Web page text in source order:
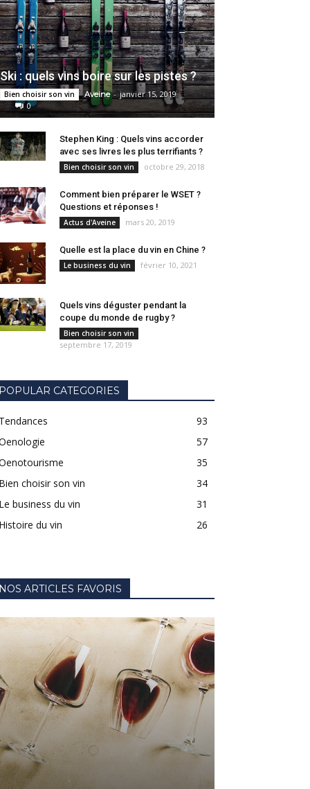
Ski : quels vins boire sur les pistes ?
Bien choisir son vin Aveine - janvier 15, 2019
0
Stephen King : Quels vins accorder
avec ses livres les plus terrifiants ?
Bien choisir son vin octobre 29, 2018
Comment bien préparer le WSET ?
Questions et réponses !
Actus d'Aveine mars 20, 2019
Quelle est la place du vin en Chine ?
Le business du vin février 10, 2021
Quels vins déguster pendant la
coupe du monde de rugby ?
Bien choisir son vin
septembre 17, 2019
POPULAR CATEGORIES
Tendances
93
57
35
Bien choisir son vin
34
Le business du vin
31
Histoire du vin
26
NOS ARTICLES FAVORIS